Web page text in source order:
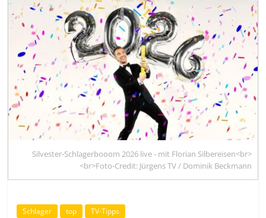
Silvester-Schlagerbooom 2026 live - mit Florian Silbereisen<br>
<br>Foto-Credit: Jürgens TV / Dominik Beckmann
Schlager top TV-Tipps